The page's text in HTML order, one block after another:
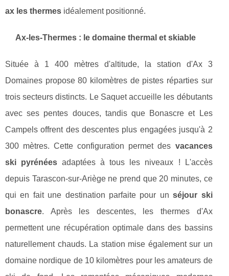
ax les thermes idéalement positionné.
Ax-les-Thermes : le domaine thermal et skiable
Située à 1 400 mètres d'altitude, la station d'Ax 3
Domaines propose 80 kilomètres de pistes réparties sur
trois secteurs distincts. Le Saquet accueille les débutants
avec ses pentes douces, tandis que Bonascre et Les
Campels offrent des descentes plus engagées jusqu'à 2
300 mètres. Cette configuration permet des vacances
ski pyrénées adaptées à tous les niveaux ! L'accès
depuis Tarascon-sur-Ariège ne prend que 20 minutes, ce
qui en fait une destination parfaite pour unséjour ski
bonascre. Après les descentes, les thermes d'Ax
permettent une récupération optimale dans des bassins
naturellement chauds. La station mise également sur un
domaine nordique de 10 kilomètres pour les amateurs de